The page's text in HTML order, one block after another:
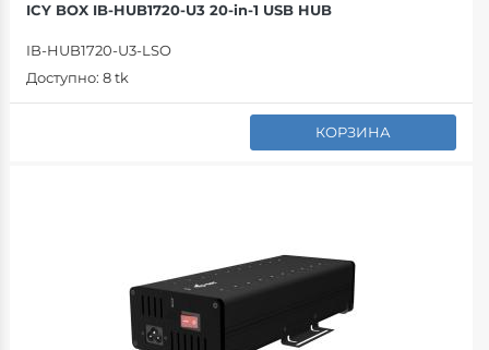
ICY BOX IB-HUB1720-U3 20-in-1 USB HUB
IB-HUB1720-U3-LSO
Доступно: 8 tk
КОРЗИНА